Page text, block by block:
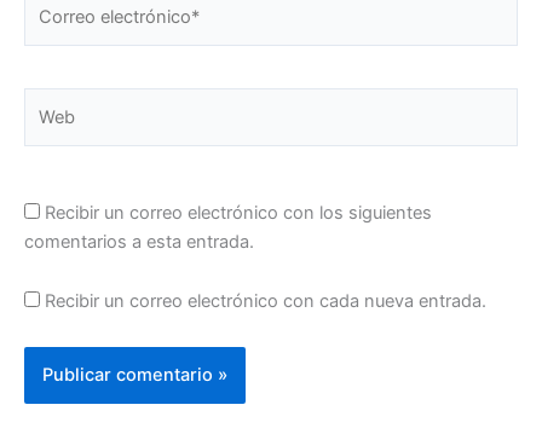
electrónico*
Recibir un correo electrónico con los siguientes
comentarios a esta entrada.
Recibir un correo electrónico con cada nueva entrada.